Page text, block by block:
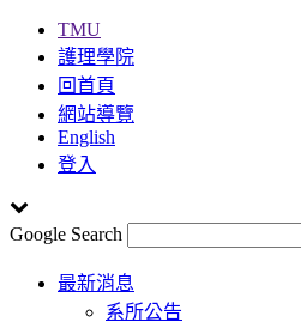
TMU
護理學院
回首頁
網站導覽
English
登入
Google Search
Toggle
navigation
最新消息
系所公告